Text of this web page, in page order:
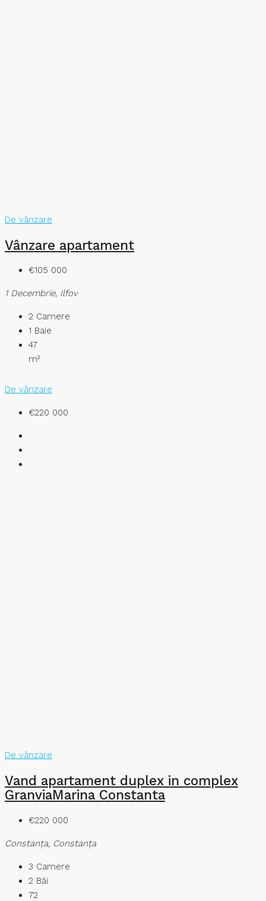
De vânzare
Vânzare apartament
€105 000
1 Decembrie, Ilfov
2 Camere
1 Baie
47
m²
De vânzare
€220 000
De vânzare
Vand apartament duplex in complex
GranviaMarina Constanta
€220 000
Constanţa, Constanța
3 Camere
2 Băi
72